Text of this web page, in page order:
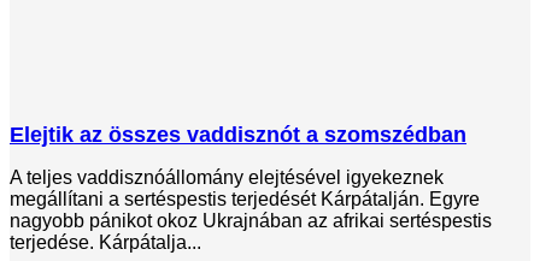
Elejtik az összes vaddisznót a szomszédban
A teljes vaddisznóállomány elejtésével igyekeznek
megállítani a sertéspestis terjedését Kárpátalján. Egyre
nagyobb pánikot okoz Ukrajnában az afrikai sertéspestis
terjedése. Kárpátalja...